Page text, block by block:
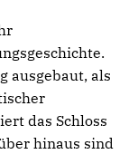
ausgebaut, als
das Schloss
hinaus sind